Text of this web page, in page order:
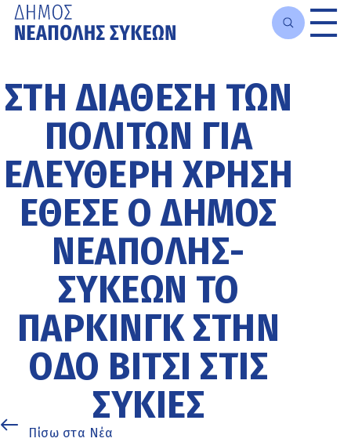
κυρίως
περιεχόμενο
ΣΤΗ ΔΙΆΘΕΣΗ ΤΩΝ
ΠΟΛΙΤΏΝ ΓΙΑ
ΕΛΕΎΘΕΡΗ ΧΡΉΣΗ
ΈΘΕΣΕ Ο ΔΉΜΟΣ
ΝΕΆΠΟΛΗΣ-
ΣΥΚΕΏΝ ΤΟ
ΠΆΡΚΙΝΓΚ ΣΤΗΝ
ΟΔΌ ΒΊΤΣΙ ΣΤΙΣ
ΣΥΚΙΈΣ
Πίσω στα Νέα